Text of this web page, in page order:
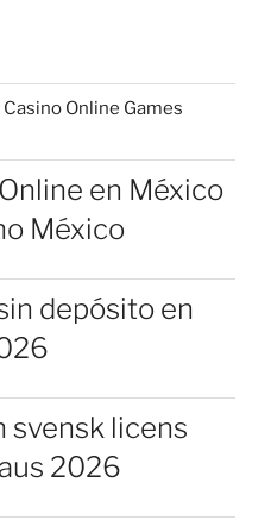
Online Games
en México
México
depósito en
svensk licens
2026